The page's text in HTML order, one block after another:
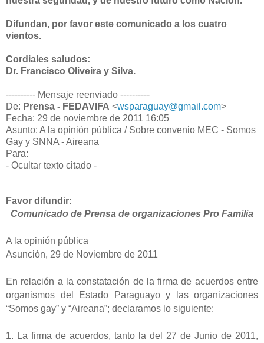
Difundan, por favor este comunicado a los cuatro
vientos.
Cordiales saludos:
Dr. Francisco Oliveira y Silva.
---------- Mensaje reenviado ----------
De: Prensa - FEDAVIFA <wsparaguay@gmail.com>
Fecha: 29 de noviembre de 2011 16:05
Asunto: A la opinión pública / Sobre convenio MEC - Somos
Gay y SNNA - Aireana
Para:
- Ocultar texto citado -
Favor difundir:
Comunicado de Prensa de organizaciones Pro Familia
A la opinión pública
Asunción, 29 de Noviembre de 2011
En relación a la constatación de la firma de acuerdos entre
organismos del Estado Paraguayo y las organizaciones
“Somos gay” y “Aireana”; declaramos lo siguiente:
1. La firma de acuerdos, tanto la del 27 de Junio de 2011,